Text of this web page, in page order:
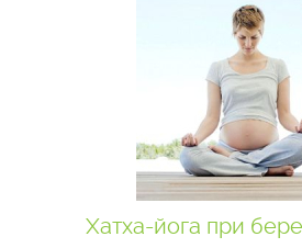
Хатха-йога при